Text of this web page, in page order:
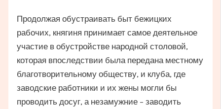
Продолжая обустраивать быт бежицких
рабочих, княгиня принимает самое деятельное
участие в обустройстве народной столовой,
которая впоследствии была передана местному
благотворительному обществу, и клуба, где
заводские работники и их жены могли бы
проводить досуг, а незамужние – заводить